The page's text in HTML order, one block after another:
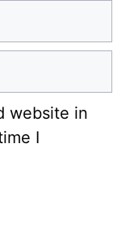
website in
I